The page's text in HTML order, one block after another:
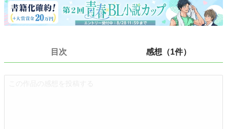
文字数 11,384
2019.06.05 20:00
目次 感想（1件）